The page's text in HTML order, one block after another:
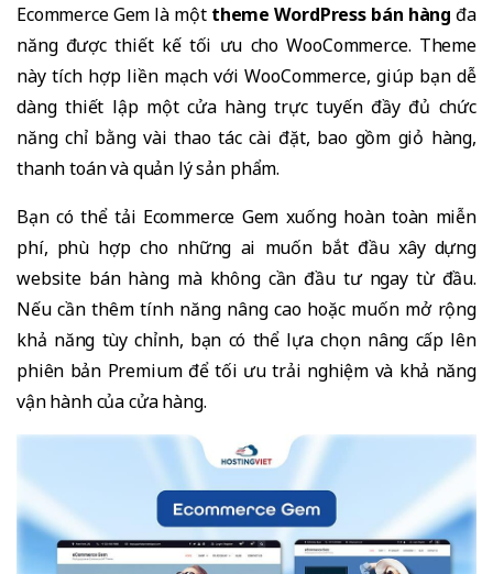
Ecommerce Gem là một theme WordPress bán hàng đa
năng được thiết kế tối ưu cho WooCommerce. Theme
này tích hợp liền mạch với WooCommerce, giúp bạn dễ
dàng thiết lập một cửa hàng trực tuyến đầy đủ chức
năng chỉ bằng vài thao tác cài đặt, bao gồm giỏ hàng,
thanh toán và quản lý sản phẩm.
Bạn có thể tải Ecommerce Gem xuống hoàn toàn miễn
phí, phù hợp cho những ai muốn bắt đầu xây dựng
website bán hàng mà không cần đầu tư ngay từ đầu.
Nếu cần thêm tính năng nâng cao hoặc muốn mở rộng
khả năng tùy chỉnh, bạn có thể lựa chọn nâng cấp lên
phiên bản Premium để tối ưu trải nghiệm và khả năng
vận hành của cửa hàng.